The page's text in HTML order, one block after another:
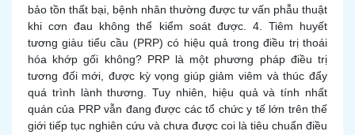
bảo tồn thất bại, bệnh nhân thường được tư vấn phẫu thuật
khi cơn đau không thể kiểm soát được. 4. Tiêm huyết
tương giàu tiểu cầu (PRP) có hiệu quả trong điều trị thoái
hóa khớp gối không? PRP là một phương pháp điều trị
tương đối mới, được kỳ vọng giúp giảm viêm và thúc đẩy
quá trình lành thương. Tuy nhiên, hiệu quả và tính nhất
quán của PRP vẫn đang được các tổ chức y tế lớn trên thế
giới tiếp tục nghiên cứu và chưa được coi là tiêu chuẩn điều